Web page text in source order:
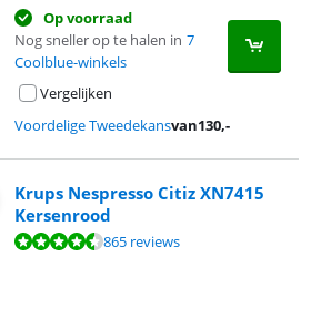
Op voorraad
Nog sneller op te halen in 7
Coolblue-winkels
Vergelijken
Voordelige Tweedekansvan130,-
Krups Nespresso Citiz XN7415
Kersenrood
10, gebaseerd op 865 reviews.
865 reviews